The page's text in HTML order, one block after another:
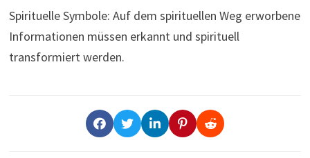
Spirituelle Symbole: Auf dem spirituellen Weg erworbene
Informationen müssen erkannt und spirituell
transformiert werden.